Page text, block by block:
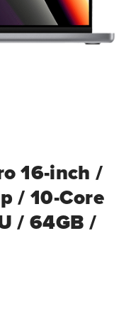
16-inch /
/ 10-Core
/ 64GB /